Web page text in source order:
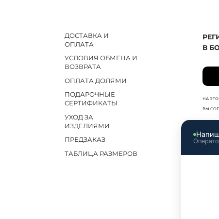
ДОСТАВКА И
ОПЛАТА
УСЛОВИЯ ОБМЕНА И
ВОЗВРАТА
ОПЛАТА ДОЛЯМИ
ПОДАРОЧНЫЕ
СЕРТИФИКАТЫ
УХОД ЗА
ИЗДЕЛИЯМИ
ПРЕДЗАКАЗ
ТАБЛИЦА РАЗМЕРОВ
В
НА
ВЫ